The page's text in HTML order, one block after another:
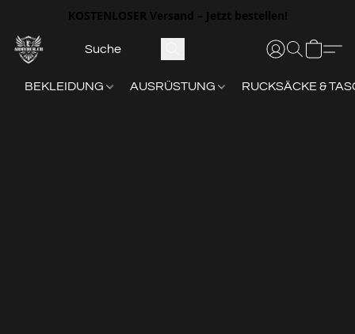
KOSTENLOSER Versand – Jetzt bestellen!
BEKLEIDUNG AUSRÜSTUNG RUCKSÄCKE &